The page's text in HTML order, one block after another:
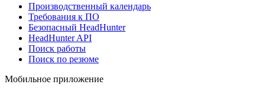
Производственный календарь
Требования к ПО
Безопасный HeadHunter
HeadHunter API
Поиск работы
Поиск по резюме
Мобильное приложение